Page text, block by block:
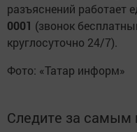
разъяснений работает
0001 (звонок
круглосуточно 24/7).
Фото: «Татар информ»
Следите за